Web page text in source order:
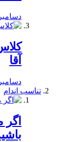
دسامبر 19, 2019
آقا
دسامبر 19, 2019
تناسب اندام